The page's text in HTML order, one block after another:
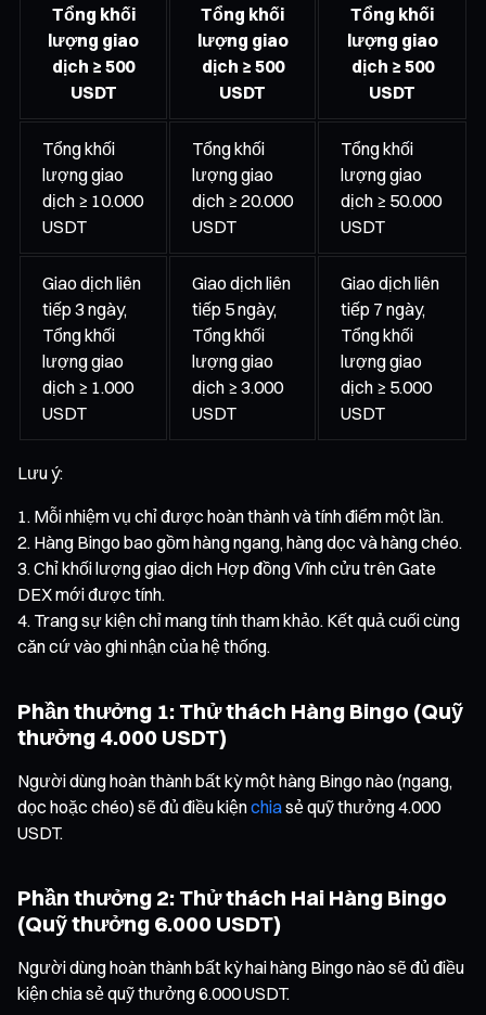
Tổng khối
lượng giao
dịch ≥ 500
USDT
Tổng khối
lượng giao
dịch ≥ 500
USDT
Tổng khối
lượng giao
dịch ≥ 500
USDT
Tổng khối
lượng giao
dịch ≥ 10.000
USDT
Tổng khối
lượng giao
dịch ≥ 20.000
USDT
Tổng khối
lượng giao
dịch ≥ 50.000
USDT
Giao dịch liên
tiếp 3 ngày,
Tổng khối
lượng giao
dịch ≥ 1.000
USDT
Giao dịch liên
tiếp 5 ngày,
Tổng khối
lượng giao
dịch ≥ 3.000
USDT
Giao dịch liên
tiếp 7 ngày,
Tổng khối
lượng giao
dịch ≥ 5.000
USDT
Lưu ý:
Mỗi nhiệm vụ chỉ được hoàn thành và tính điểm một lần.
Hàng Bingo bao gồm hàng ngang, hàng dọc và hàng chéo.
Chỉ khối lượng giao dịch Hợp đồng Vĩnh cửu trên Gate
DEX mới được tính.
Trang sự kiện chỉ mang tính tham khảo. Kết quả cuối cùng
căn cứ vào ghi nhận của hệ thống.
Phần thưởng 1: Thử thách Hàng Bingo (Quỹ
thưởng 4.000 USDT)
Người dùng hoàn thành bất kỳ một hàng Bingo nào (ngang,
dọc hoặc chéo) sẽ đủ điều kiệnchiasẻ quỹ thưởng 4.000
USDT.
Phần thưởng 2: Thử thách Hai Hàng Bingo
(Quỹ thưởng 6.000 USDT)
Người dùng hoàn thành bất kỳ hai hàng Bingo nào sẽ đủ điều
kiện chia sẻ quỹ thưởng 6.000 USDT.